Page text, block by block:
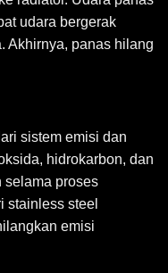
udara bergerak
Akhirnya, panas hilang
sistem emisi dan
hidrokarbon, dan
selama proses
stainless steel
emisi